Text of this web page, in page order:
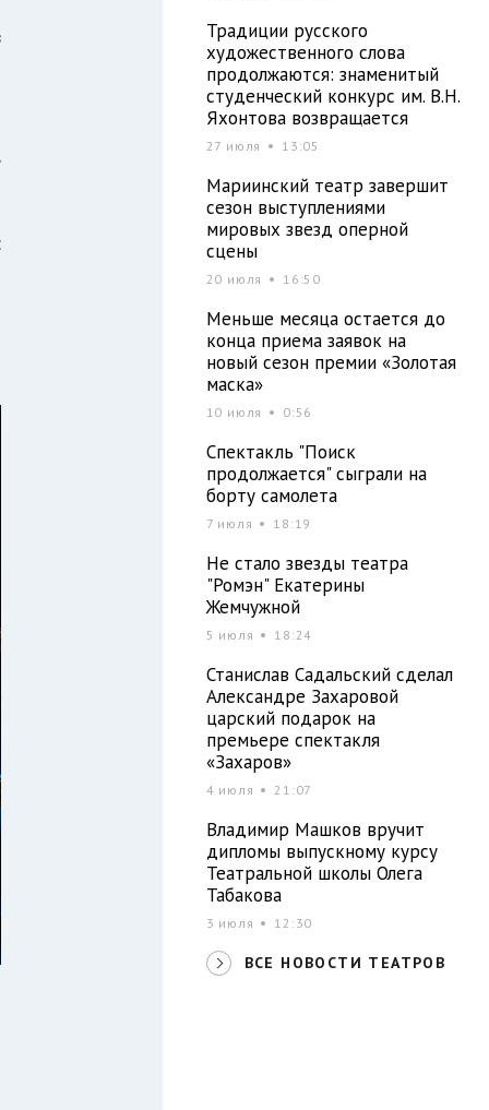
Традиции русского
художественного слова
продолжаются: знаменитый
студенческий конкурс им. В.Н.
Яхонтова возвращается
27 июля 13:05
Мариинский театр завершит
сезон выступлениями
мировых звезд оперной
сцены
20 июля 16:50
Меньше месяца остается до
конца приема заявок на
новый сезон премии «Золотая
маска»
10 июля 0:56
Спектакль "Поиск
продолжается" сыграли на
борту самолета
7 июля 18:19
Не стало звезды театра
"Ромэн" Екатерины
Жемчужной
5 июля 18:24
Станислав Садальский сделал
Александре Захаровой
царский подарок на
премьере спектакля
«Захаров»
4 июля 21:07
Владимир Машков вручит
дипломы выпускному курсу
Театральной школы Олега
Табакова
3 июля 12:30
ВСЕ НОВОСТИ ТЕАТРОВ